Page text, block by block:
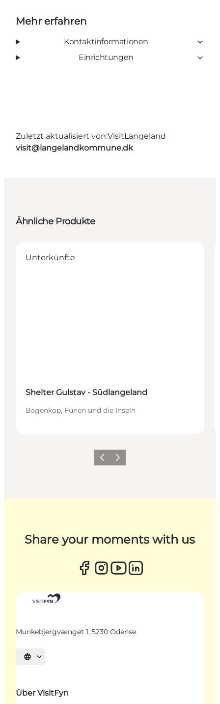
Mehr erfahren
Kontaktinformationen
Einrichtungen
Zuletzt aktualisiert von:VisitLangeland
visit@langelandkommune.dk
Ähnliche Produkte
Unterkünfte
Shelter Gulstav - Südlangeland
Bagenkop, Fünen und die Inseln
ZurückWeiter
Share your moments with us
Munkebjergvænget 1, 5230 Odense
Sprache auswählen
Über VisitFyn